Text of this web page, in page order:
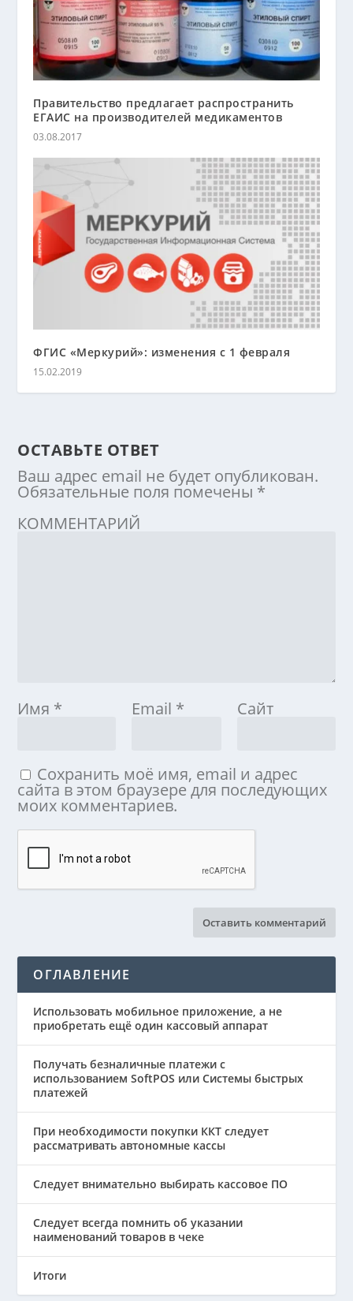
Правительство предлагает распространить
ЕГАИС на производителей медикаментов
03.08.2017
ФГИС «Меркурий»: изменения с 1 февраля
15.02.2019
ОСТАВЬТЕ ОТВЕТ
Ваш адрес email не будет опубликован.
Обязательные поля помечены *
КОММЕНТАРИЙ
Имя * Email * Сайт
Сохранить моё имя, email и адрес
сайта в этом браузере для последующих
моих комментариев.
ОГЛАВЛЕНИЕ
Использовать мобильное приложение, а не
приобретать ещё один кассовый аппарат
Получать безналичные платежи с
использованием SoftPOS или Системы быстрых
платежей
При необходимости покупки ККТ следует
рассматривать автономные кассы
Следует внимательно выбирать кассовое ПО
Следует всегда помнить об указании
наименований товаров в чеке
Итоги